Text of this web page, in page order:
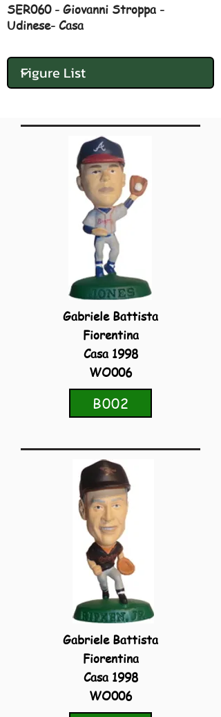
SER060 - Giovanni Stroppa -
Udinese- Casa
Gabriele Battista
Fiorentina
Casa 1998
WO006
B002
Gabriele Battista
Fiorentina
Casa 1998
WO006